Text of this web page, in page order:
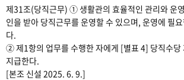
제31조(당직근무) ① 생활관의 효율적인 관리와 운
인을 받아 당직근무를 운영할 수 있으며, 운영에 필
다.
② 제1항의 업무를 수행한 자에게 [별표 4] 당직수당
지급한다.
[본조 신설 2025. 6. 9.]